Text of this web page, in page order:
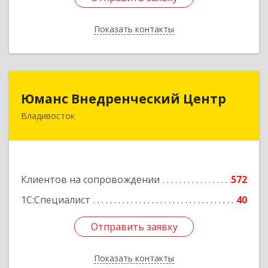
Показать контакты
Назад
Юманс Внедренческий Центр
Владивосток
Клиентов на сопровождении
572
1С:Специалист
40
Отправить заявку
Показать контакты
Юманс Внедренческий Центр
690014, Приморский край, Владивосток г,
Отправить заявку
Назад